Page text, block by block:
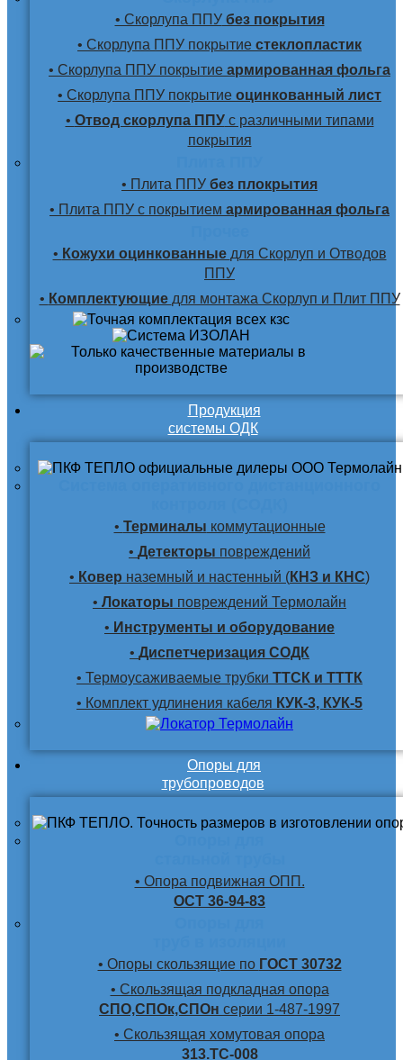
• Скорлупа ППУбез покрытия
• Скорлупа ППУ покрытие стеклопластик
• Скорлупа ППУ покрытие армированная фольга
• Скорлупа ППУ покрытие оцинкованный лист
• Отвод скорлупа ППУс различными типами
покрытия
• Плита ППУ без плокрытия
• Плита ППУ с покрытием армированная фольга
• Кожухи оцинкованные для Скорлуп и Отводов
ППУ
• Комплектующие для монтажа Скорлуп и Плит ППУ
Продукция
системы ОДК
• Терминалы коммутационные
• Детекторы повреждений
• Ковер наземный и настенный (КНЗ и КНС)
• Локаторы повреждений Термолайн
• Инструменты и оборудование
• Диспетчеризация СОДК
• Термоусаживаемые трубки ТТСК и ТТТК
• Комплект удлинения кабеля КУК-3, КУК-5
Опоры для
трубопроводов
• Опора подвижная ОПП.
ОСТ 36-94-83
• Опоры скользящие по ГОСТ 30732
• Скользящая подкладная опора
СПО,СПОк,СПОн серии 1-487-1997
• Скользящая хомутовая опора
313.ТС-008